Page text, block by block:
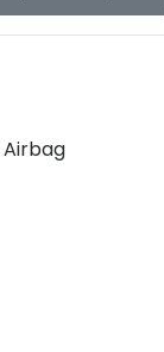
Airbag